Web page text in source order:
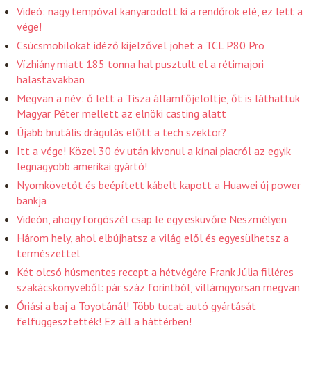
Videó: nagy tempóval kanyarodott ki a rendőrök elé, ez lett a
vége!
Csúcsmobilokat idéző kijelzővel jöhet a TCL P80 Pro
Vízhiány miatt 185 tonna hal pusztult el a rétimajori
halastavakban
Megvan a név: ő lett a Tisza államfőjelöltje, őt is láthattuk
Magyar Péter mellett az elnöki casting alatt
Újabb brutális drágulás előtt a tech szektor?
Itt a vége! Közel 30 év után kivonul a kínai piacról az egyik
legnagyobb amerikai gyártó!
Nyomkövetőt és beépített kábelt kapott a Huawei új power
bankja
Videón, ahogy forgószél csap le egy esküvőre Neszmélyen
Három hely, ahol elbújhatsz a világ elől és egyesülhetsz a
természettel
Két olcsó húsmentes recept a hétvégére Frank Júlia filléres
szakácskönyvéből: pár száz forintból, villámgyorsan megvan
Óriási a baj a Toyotánál! Több tucat autó gyártását
felfüggesztették! Ez áll a háttérben!